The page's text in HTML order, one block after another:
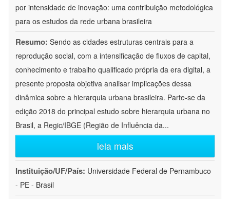
por intensidade de inovação: uma contribuição metodológica
para os estudos da rede urbana brasileira
Resumo: Sendo as cidades estruturas centrais para a
reprodução social, com a intensificação de fluxos de capital,
conhecimento e trabalho qualificado própria da era digital, a
presente proposta objetiva analisar implicações dessa
dinâmica sobre a hierarquia urbana brasileira. Parte-se da
edição 2018 do principal estudo sobre hierarquia urbana no
Brasil, a Regic/IBGE (Região de Influência da...
leia mais
Instituição/UF/País: Universidade Federal de Pernambuco
- PE - Brasil